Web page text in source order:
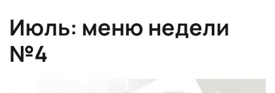
Июль: меню недели
№4